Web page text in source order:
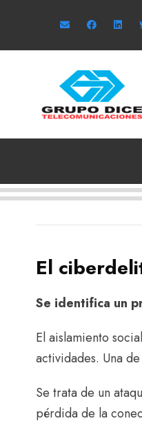
El
Se identifica un
El aislamiento
actividades. Una
Se trata de un
pérdida de la